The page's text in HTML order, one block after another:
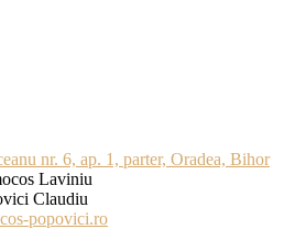
nr. 6, ap. 1, parter, Oradea, Bihor
Laviniu
Claudiu
popovici.ro